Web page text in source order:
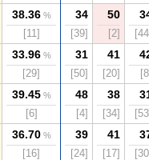
38.36%
[11]
34
[39]
50
[2]
33.96%
[29]
31
[50]
41
[20]
39.45%
[6]
48
[4]
38
[34]
36.70%
[16]
39
[24]
41
[17]